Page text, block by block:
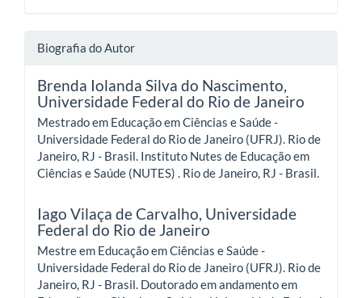
Biografia do Autor
Brenda Iolanda Silva do Nascimento,
Universidade Federal do Rio de Janeiro
Mestrado em Educação em Ciências e Saúde -
Universidade Federal do Rio de Janeiro (UFRJ). Rio de
Janeiro, RJ - Brasil. Instituto Nutes de Educação em
Ciências e Saúde (NUTES) . Rio de Janeiro, RJ - Brasil.
Iago Vilaça de Carvalho, Universidade
Federal do Rio de Janeiro
Mestre em Educação em Ciências e Saúde -
Universidade Federal do Rio de Janeiro (UFRJ). Rio de
Janeiro, RJ - Brasil. Doutorado em andamento em